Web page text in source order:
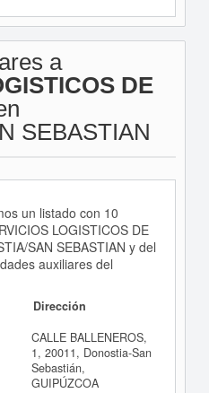
a
DE
SEBASTIAN
un listado con 10
LOGISTICOS DE
SAN SEBASTIAN y del
auxiliares del
Dirección
CALLE BALLENEROS,
1, 20011, Donostia-San
Sebastián,
GUIPÚZCOA